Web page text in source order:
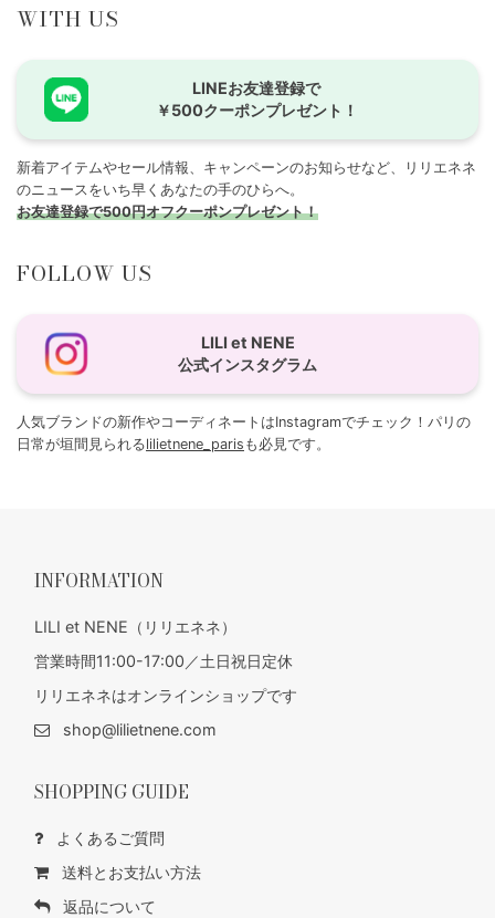
WITH US
LINEお友達登録で
￥500クーポンプレゼント！
新着アイテムやセール情報、キャンペーンのお知らせなど、リリエネネ
のニュースをいち早くあなたの手のひらへ。
お友達登録で500円オフクーポンプレゼント！
FOLLOW US
LILI et NENE
公式インスタグラム
人気ブランドの新作やコーディネートはInstagramでチェック！パリの
日常が垣間見られるlilietnene_paris も必見です。
INFORMATION
LILI et NENE（リリエネネ）
営業時間11:00-17:00／土日祝日定休
リリエネネはオンラインショップです
shop@lilietnene.com
SHOPPING GUIDE
よくあるご質問
送料とお支払い方法
返品について